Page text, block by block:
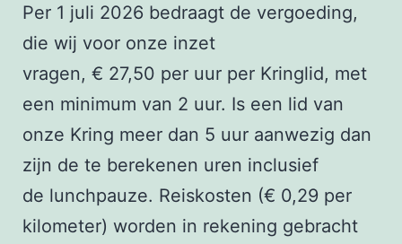
Per 1 juli 2026 bedraagt de vergoeding,
die wij voor onze inzet
vragen, € 27,50 per uur per Kringlid, met
een minimum van 2 uur. Is een lid van
onze Kring meer dan 5 uur aanwezig dan
zijn de te berekenen uren inclusief
de lunchpauze. Reiskosten (€ 0,29 per
kilometer) worden in rekening gebracht